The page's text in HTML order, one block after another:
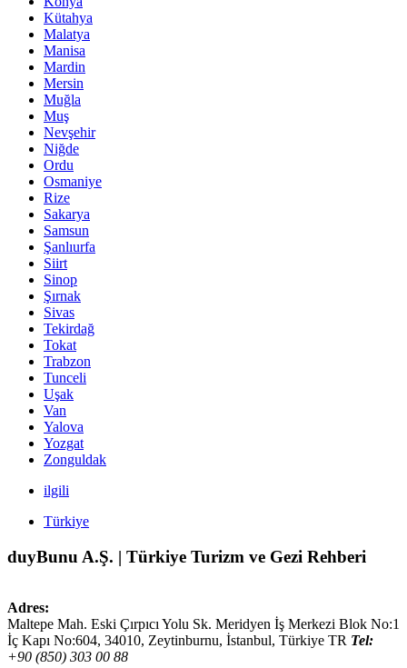
Kütahya
Malatya
Manisa
Mardin
Mersin
Muğla
Muş
Nevşehir
Niğde
Ordu
Osmaniye
Rize
Sakarya
Samsun
Şanlıurfa
Siirt
Sinop
Şırnak
Sivas
Tekirdağ
Tokat
Trabzon
Tunceli
Uşak
Van
Yalova
Yozgat
Zonguldak
ilgili
Türkiye
duyBunu A.Ş. | Türkiye Turizm ve Gezi Rehberi
Adres:
Maltepe Mah. Eski Çırpıcı Yolu Sk. Meridyen İş Merkezi Blok No:1
İç Kapı No:604, 34010, Zeytinburnu, İstanbul, Türkiye TR Tel:
+90 (850) 303 00 88